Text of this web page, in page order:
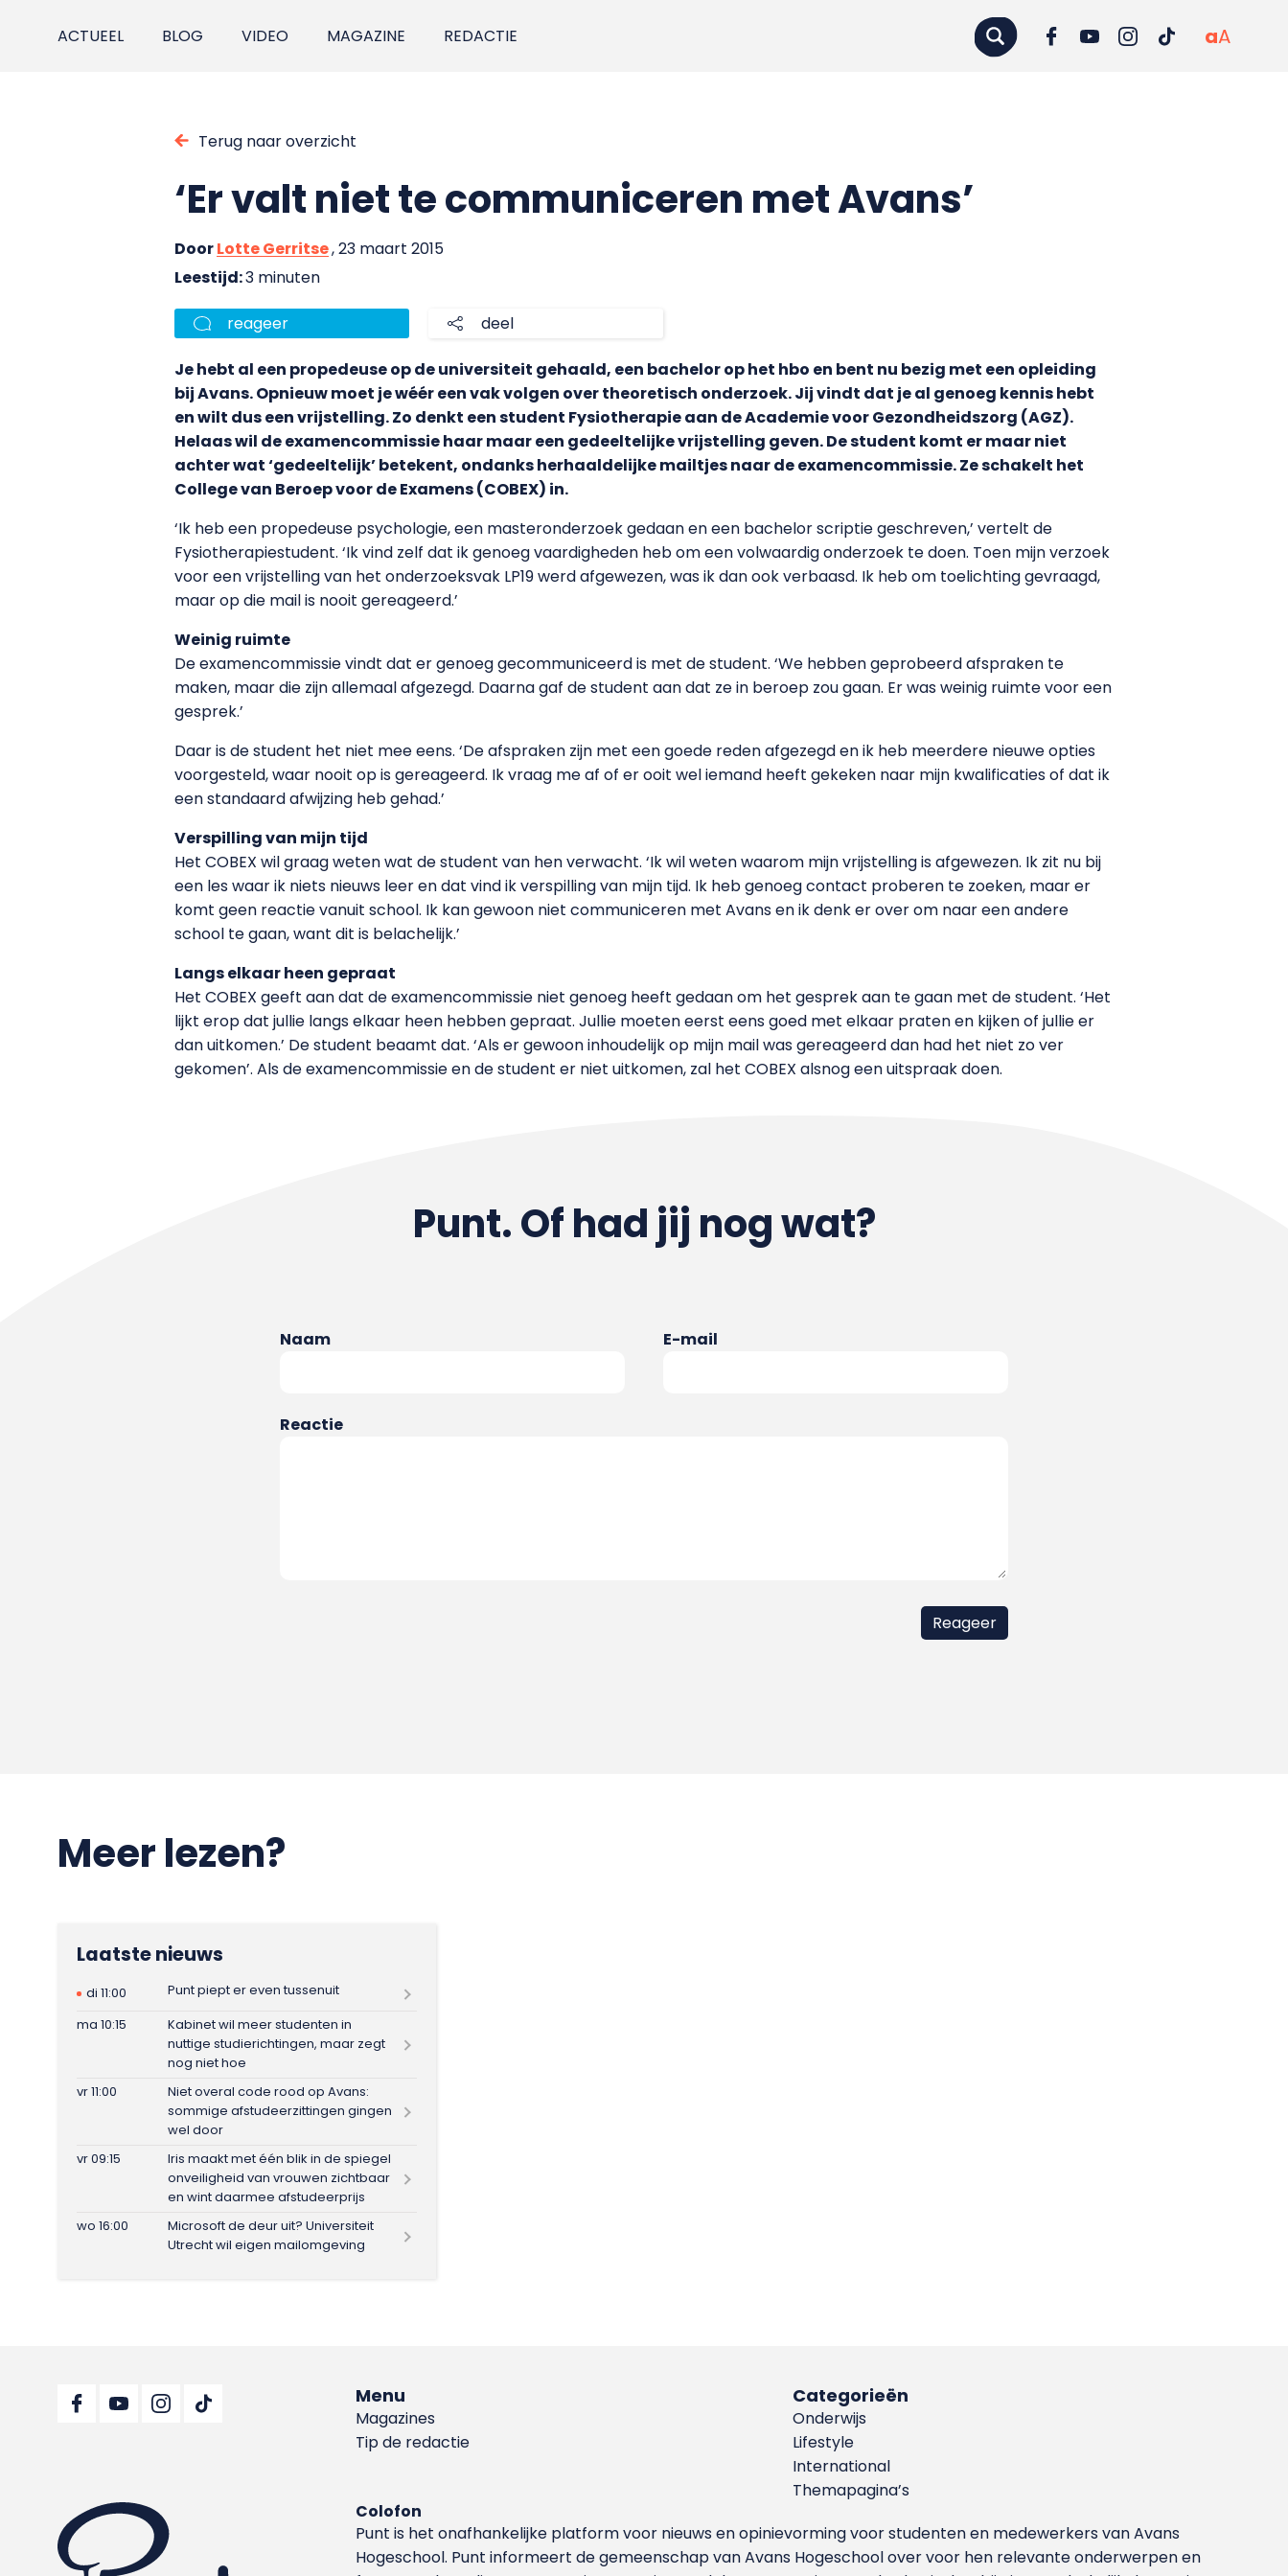
ACTUEEL BLOG VIDEO MAGAZINE REDACTIE aA
Terug naar overzicht
‘Er valt niet te communiceren met Avans’
DoorLotte Gerritse, 23 maart 2015
Leestijd:3 minuten
reageer deel
Je hebt al een propedeuse op de universiteit gehaald, een bachelor op het hbo en bent nu bezig met een opleiding
bij Avans. Opnieuw moet je wéér een vak volgen over theoretisch onderzoek. Jij vindt dat je al genoeg kennis hebt
en wilt dus een vrijstelling. Zo denkt een student Fysiotherapie aan de Academie voor Gezondheidszorg (AGZ).
Helaas wil de examencommissie haar maar een gedeeltelijke vrijstelling geven. De student komt er maar niet
achter wat ‘gedeeltelijk’ betekent, ondanks herhaaldelijke mailtjes naar de examencommissie. Ze schakelt het
College van Beroep voor de Examens (COBEX) in.
‘Ik heb een propedeuse psychologie, een masteronderzoek gedaan en een bachelor scriptie geschreven,’ vertelt de
Fysiotherapiestudent. ‘Ik vind zelf dat ik genoeg vaardigheden heb om een volwaardig onderzoek te doen. Toen mijn verzoek
voor een vrijstelling van het onderzoeksvak LP19 werd afgewezen, was ik dan ook verbaasd. Ik heb om toelichting gevraagd,
maar op die mail is nooit gereageerd.’
Weinig ruimte
De examencommissie vindt dat er genoeg gecommuniceerd is met de student. ‘We hebben geprobeerd afspraken te
maken, maar die zijn allemaal afgezegd. Daarna gaf de student aan dat ze in beroep zou gaan. Er was weinig ruimte voor een
gesprek.’
Daar is de student het niet mee eens. ‘De afspraken zijn met een goede reden afgezegd en ik heb meerdere nieuwe opties
voorgesteld, waar nooit op is gereageerd. Ik vraag me af of er ooit wel iemand heeft gekeken naar mijn kwalificaties of dat ik
een standaard afwijzing heb gehad.’
Verspilling van mijn tijd
Het COBEX wil graag weten wat de student van hen verwacht. ‘Ik wil weten waarom mijn vrijstelling is afgewezen. Ik zit nu bij
een les waar ik niets nieuws leer en dat vind ik verspilling van mijn tijd. Ik heb genoeg contact proberen te zoeken, maar er
komt geen reactie vanuit school. Ik kan gewoon niet communiceren met Avans en ik denk er over om naar een andere
school te gaan, want dit is belachelijk.’
Langs elkaar heen gepraat
Het COBEX geeft aan dat de examencommissie niet genoeg heeft gedaan om het gesprek aan te gaan met de student. ‘Het
lijkt erop dat jullie langs elkaar heen hebben gepraat. Jullie moeten eerst eens goed met elkaar praten en kijken of jullie er
dan uitkomen.’ De student beaamt dat. ‘Als er gewoon inhoudelijk op mijn mail was gereageerd dan had het niet zo ver
gekomen’. Als de examencommissie en de student er niet uitkomen, zal het COBEX alsnog een uitspraak doen.
Punt. Of had jij nog wat?
Naam E-mail
Reactie
Meer lezen?
Laatste nieuws
di 11:00
Punt piept er even tussenuit
ma 10:15
Kabinet wil meer studenten in
nuttige studierichtingen, maar zegt
nog niet hoe
vr 11:00
Niet overal code rood op Avans:
sommige afstudeerzittingen gingen
wel door
vr 09:15
Iris maakt met één blik in de spiegel
onveiligheid van vrouwen zichtbaar
en wint daarmee afstudeerprijs
wo 16:00
Microsoft de deur uit? Universiteit
Utrecht wil eigen mailomgeving
Menu
Magazines
Tip de redactie
Categorieën
Onderwijs
Lifestyle
International
Themapagina’s
Colofon
Punt is het onafhankelijke platform voor nieuws en opinievorming voor studenten en medewerkers van Avans
Hoge­school. Punt informeert de gemeenschap van Avans Hogeschool over voor hen relevante onderwerpen en